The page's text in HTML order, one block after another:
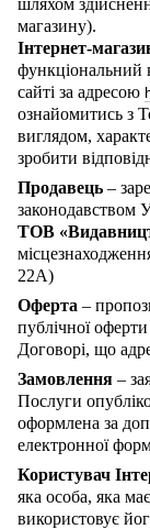
шляхом
магазину).
Інтернет-
функціональний
сайті за адресою
ознайомитись з
виглядом,
зробити
Продавець –
законодавством
ТОВ
22А)
Оферта –
публічної
Договорі, що
Замовлення –
Послуги
оформлена за
електронної
Користувач
яка особа, яка
використовує